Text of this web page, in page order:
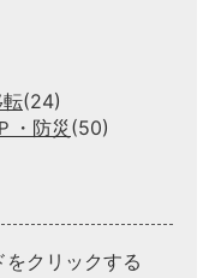
(24)
・防災 (50)
クリックする